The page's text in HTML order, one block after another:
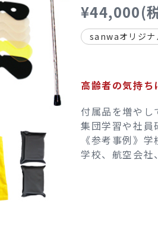
¥44,000(
sanwaオリジナ
高齢者の気持ち
付属品を増やし
集団学習や社員
《参考事例》
学校、航空会